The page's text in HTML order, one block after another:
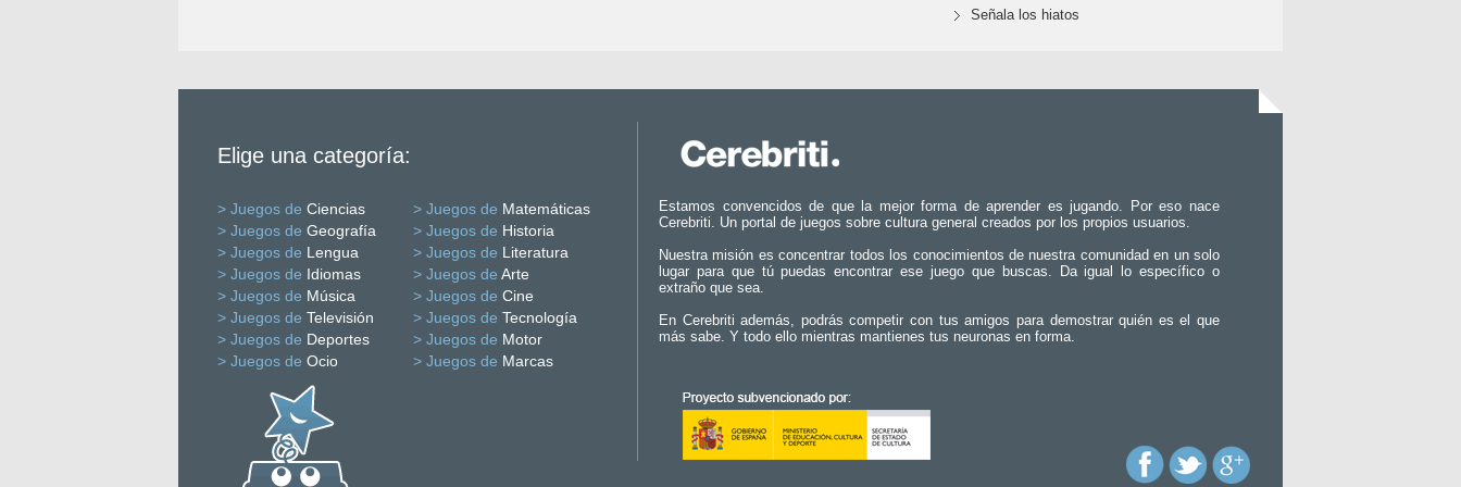
Señala los hiatos
Elige una categoría:
> Juegos de Ciencias > Juegos de Matemáticas
> Juegos de Geografía > Juegos de Historia
> Juegos de Lengua > Juegos de Literatura
> Juegos de Idiomas > Juegos de Arte
> Juegos de Música > Juegos de Cine
> Juegos de Televisión > Juegos de Tecnología
> Juegos de Deportes > Juegos de Motor
> Juegos de Ocio > Juegos de Marcas
Estamos convencidos de que la mejor forma de aprender es jugando. Por eso nace
Cerebriti. Un portal de juegos sobre cultura general creados por los propios usuarios.
Nuestra misión es concentrar todos los conocimientos de nuestra comunidad en un solo
lugar para que tú puedas encontrar ese juego que buscas. Da igual lo específico o
extraño que sea.
En Cerebriti además, podrás competir con tus amigos para demostrar quién es el que
más sabe. Y todo ello mientras mantienes tus neuronas en forma.